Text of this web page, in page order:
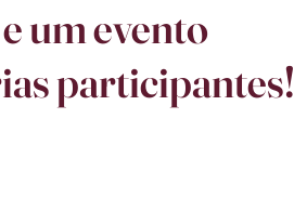
um evento
participantes!